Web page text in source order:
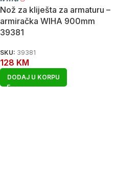
Nož za kliješta za armaturu –
armiračka WIHA 900mm
39381
SKU: 39381
128 KM
DODAJ U KORPU